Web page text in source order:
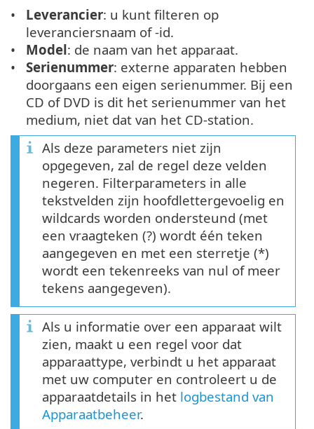
Leverancier: u kunt filteren op
leveranciersnaam of -id.
Model: de naam van het apparaat.
Serienummer: externe apparaten hebben
doorgaans een eigen serienummer. Bij een
CD of DVD is dit het serienummer van het
medium, niet dat van het CD-station.
Als deze parameters niet zijn
opgegeven, zal de regel deze velden
negeren. Filterparameters in alle
tekstvelden zijn hoofdlettergevoelig en
wildcards worden ondersteund (met
een vraagteken (?) wordt één teken
aangegeven en met een sterretje (*)
wordt een tekenreeks van nul of meer
tekens aangegeven).
Als u informatie over een apparaat wilt
zien, maakt u een regel voor dat
apparaattype, verbindt u het apparaat
met uw computer en controleert u de
apparaatdetails in het logbestand van
Apparaatbeheer.